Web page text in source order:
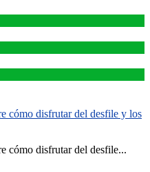
cómo disfrutar del desfile y los
cómo disfrutar del desfile...